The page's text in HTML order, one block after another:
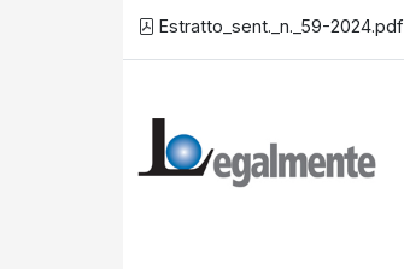
Estratto_sent._n._59-2024.pdf